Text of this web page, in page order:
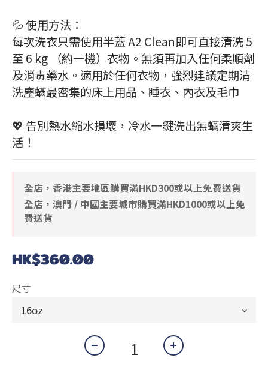
💦 使用方法：
每次洗衣只需使用半蓋 A2 Clean即可直接清洗 5
至 6 kg （約一機）衣物。無須再加入任何柔順劑
及消毒藥水。適用於任何衣物，強烈建議定期清
洗塵蟎最密集的床上用品、睡衣、內衣及毛巾
💖 告別熱水縮水損壞，冷水一鍵洗出無蟎清爽生
活！
全店，香港主要地區購買滿HKD300或以上免費送貨
全店，澳門 / 中國主要城市購買滿HKD1000或以上免
費送貨
HK$360.00
尺寸